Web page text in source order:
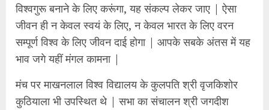
विश्वगुरू बनाने के लिए करूंगा, यह संकल्प लेकर जाए | ऐसा
जीवन ही न केवल स्वयं के लिए, न केवल भारत के लिए वरन
सम्पूर्ण विश्व के लिए जीवन दाई होगा | आपके सबके अंतस में यह
भाव जगे यहीं मंगल कामना |
मंच पर माखनलाल विश्व विद्यालय के कुलपति श्री वृजकिशोर
कुठियाला भी उपस्थित थे | सभा का संचालन श्री जगदीश